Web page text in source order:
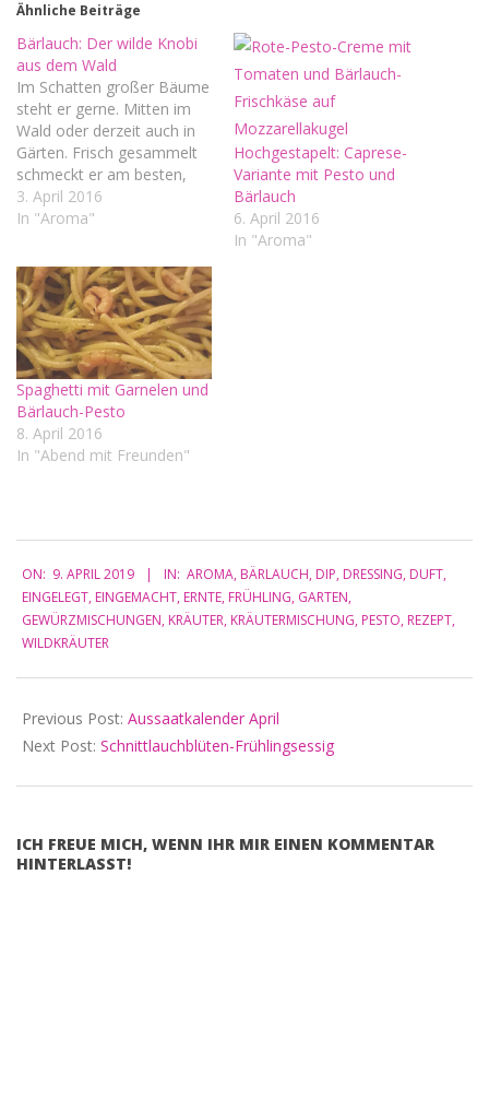
Ähnliche Beiträge
Bärlauch: Der wilde Knobi
aus dem Wald
Im Schatten großer Bäume
steht er gerne. Mitten im
Wald oder derzeit auch in
Gärten. Frisch gesammelt
schmeckt er am besten,
wenn auch er eh nicht
getrocknet werden sollte.
Geschmack größtenteils,
sondern auch die
Wirkstoffe verloren.
Besonders lecker schmeckt
er in Kräuterquark, oder
auch einfach…
3. April 2016
In "Aroma"
Hochgestapelt: Caprese-
Variante mit Pesto und
Bärlauch
6. April 2016
In "Aroma"
Spaghetti mit Garnelen und
Bärlauch-Pesto
8. April 2016
In "Abend mit Freunden"
04-
09
ON: 9. APRIL 2019 IN: AROMA, BÄRLAUCH, DIP, DRESSING, DUFT,
EINGELEGT, EINGEMACHT, ERNTE, FRÜHLING, GARTEN,
GEWÜRZMISCHUNGEN, KRÄUTER, KRÄUTERMISCHUNG, PESTO, REZEPT,
WILDKRÄUTER
Previous Post: Aussaatkalender April
Next Post: Schnittlauchblüten-Frühlingsessig
ICH FREUE MICH, WENN IHR MIR EINEN KOMMENTAR
HINTERLASST!